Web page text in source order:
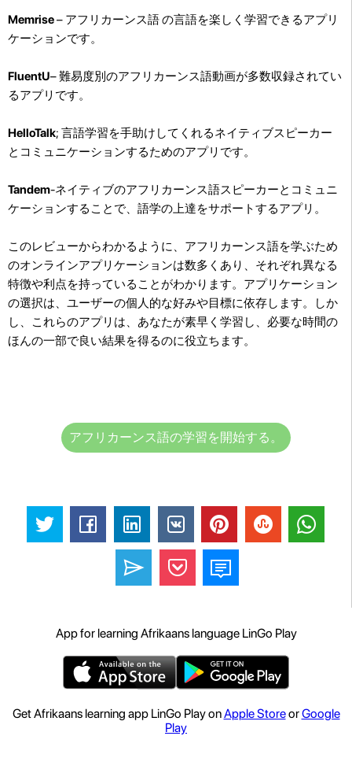
Memrise– アフリカーンス語 の言語を楽しく学習できるアプリ
ケーションです。
FluentU– 難易度別のアフリカーンス語動画が多数収録されてい
るアプリです。
HelloTalk; 言語学習を手助けしてくれるネイティブスピーカー
とコミュニケーションするためのアプリです。
Tandem-ネイティブのアフリカーンス語スピーカーとコミュニ
ケーションすることで、語学の上達をサポートするアプリ。
このレビューからわかるように、アフリカーンス語を学ぶため
のオンラインアプリケーションは数多くあり、それぞれ異なる
特徴や利点を持っていることがわかります。アプリケーション
の選択は、ユーザーの個人的な好みや目標に依存します。しか
し、これらのアプリは、あなたが素早く学習し、必要な時間の
ほんの一部で良い結果を得るのに役立ちます。
アフリカーンス語の学習を開始する。
App for learning Afrikaans language LinGo Play
Get Afrikaans learning app LinGo Play onApple StoreorGoogle
Play